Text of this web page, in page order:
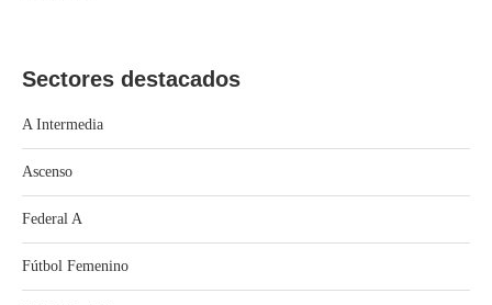
Sectores destacados
A Intermedia
Ascenso
Federal A
Fútbol Femenino